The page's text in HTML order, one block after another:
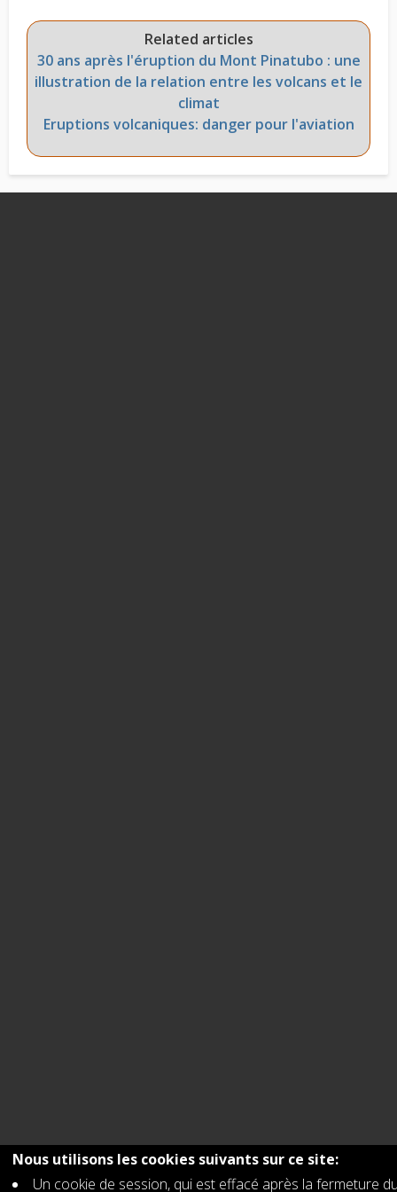
Related articles
30 ans après l'éruption du Mont Pinatubo : une
illustration de la relation entre les volcans et le
climat
Eruptions volcaniques: danger pour l'aviation
Nous utilisons les cookies suivants sur ce site:
Un cookie de session, qui est effacé après la fermeture